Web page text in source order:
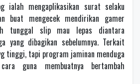
ialah mengaplikasikan surat selaku
buat mengecek mendirikan gamer
tunggal slip mau lepas diantara
yang dibagikan sebelumnya. Terkait
tinggi, tapi program jaminan menduga
guna membuatnya bertambah